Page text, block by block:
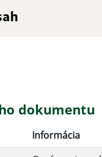
dokumentu
Informácia